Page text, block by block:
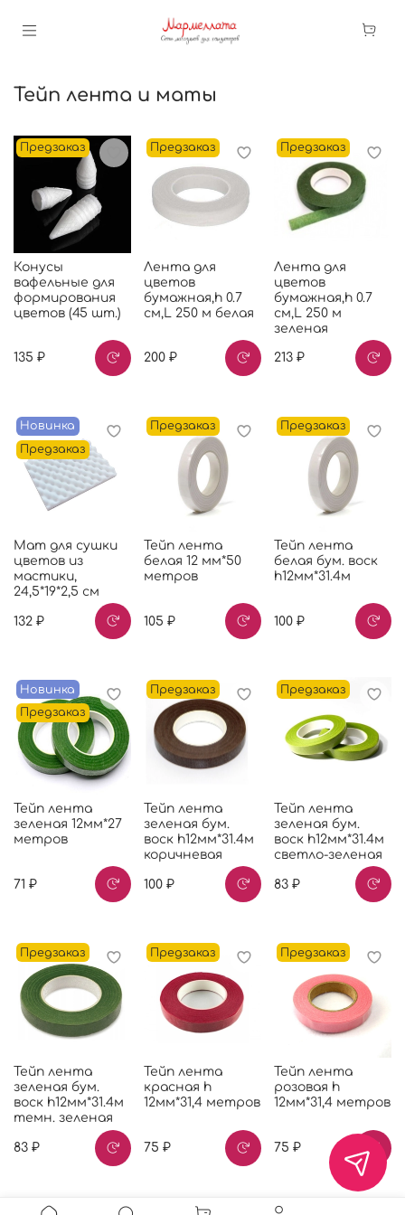
Тейп лента и маты
Предзаказ
Конусы
вафельные для
формирования
цветов (45 шт.)
135 ₽
Предзаказ
Лента для
цветов
бумажная,h 0.7
см,L 250 м белая
200 ₽
Предзаказ
Лента для
цветов
бумажная,h 0.7
см,L 250 м
зеленая
213 ₽
Новинка
Предзаказ
Мат для сушки
цветов из
мастики,
24,5*19*2,5 см
132 ₽
Предзаказ
Тейп лента
белая 12 мм*50
метров
105 ₽
Предзаказ
Тейп лента
белая бум. воск
h12мм*31.4м
100 ₽
Новинка
Предзаказ
Тейп лента
зеленая 12мм*27
метров
71 ₽
Предзаказ
Тейп лента
зеленая бум.
воск h12мм*31.4м
коричневая
100 ₽
Предзаказ
Тейп лента
зеленая бум.
воск h12мм*31.4м
светло-зеленая
83 ₽
Предзаказ
Тейп лента
зеленая бум.
воск h12мм*31.4м
темн. зеленая
83 ₽
Предзаказ
Тейп лента
красная h
12мм*31,4 метров
75 ₽
Предзаказ
Тейп лента
розовая h
12мм*31,4 метров
75 ₽